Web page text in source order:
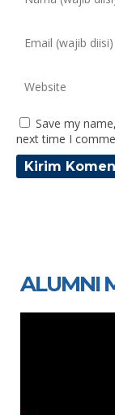
Save my
next time I
ALUMNI